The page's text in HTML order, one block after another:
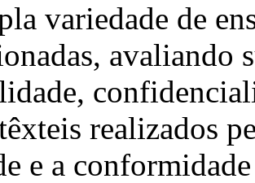
variedade de
avaliando
realizados
e a